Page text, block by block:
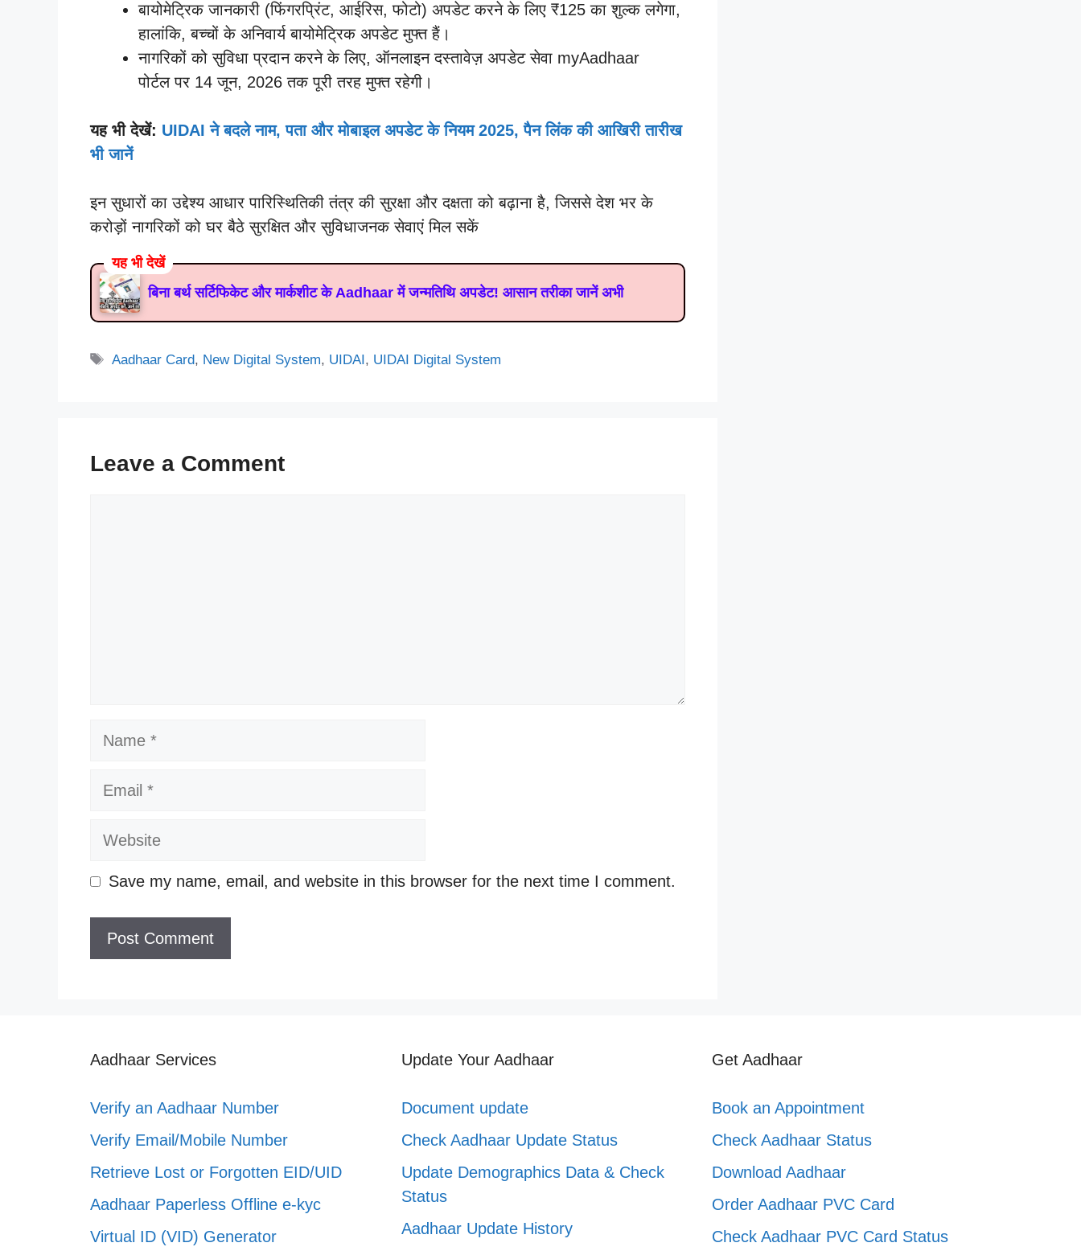
बायोमेट्रिक जानकारी (फिंगरप्रिंट, आईरिस, फोटो) अपडेट करने के लिए ₹125 का शुल्क लगेगा,
हालांकि, बच्चों के अनिवार्य बायोमेट्रिक अपडेट मुफ्त हैं।
नागरिकों को सुविधा प्रदान करने के लिए, ऑनलाइन दस्तावेज़ अपडेट सेवा myAadhaar
पोर्टल पर 14 जून, 2026 तक पूरी तरह मुफ्त रहेगी।
यह भी देखें: UIDAI ने बदले नाम, पता और मोबाइल अपडेट के नियम 2025, पैन लिंक की आखिरी तारीख
भी जानें
इन सुधारों का उद्देश्य आधार पारिस्थितिकी तंत्र की सुरक्षा और दक्षता को बढ़ाना है, जिससे देश भर के
करोड़ों नागरिकों को घर बैठे सुरक्षित और सुविधाजनक सेवाएं मिल सकें
यह भी देखें
बिना बर्थ सर्टिफिकेट और मार्कशीट के Aadhaar में जन्मतिथि अपडेट! आसान तरीका जानें अभी
Tags
Aadhaar Card, New Digital System, UIDAI , UIDAI Digital System
Leave a Comment
Name
Email
Website
Save my name, email, and website in this browser for the next time I comment.
Aadhaar Services
Verify an Aadhaar Number
Verify Email/Mobile Number
Retrieve Lost or Forgotten EID/UID
Aadhaar Paperless Offline e-kyc
Virtual ID (VID) Generator
Update Your Aadhaar
Document update
Check Aadhaar Update Status
Update Demographics Data & Check
Status
Aadhaar Update History
Get Aadhaar
Book an Appointment
Check Aadhaar Status
Download Aadhaar
Order Aadhaar PVC Card
Check Aadhaar PVC Card Status